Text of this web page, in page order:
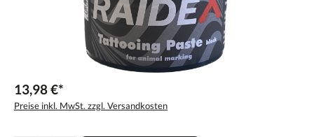
13,98 €*
Preise inkl. MwSt. zzgl. Versandkosten